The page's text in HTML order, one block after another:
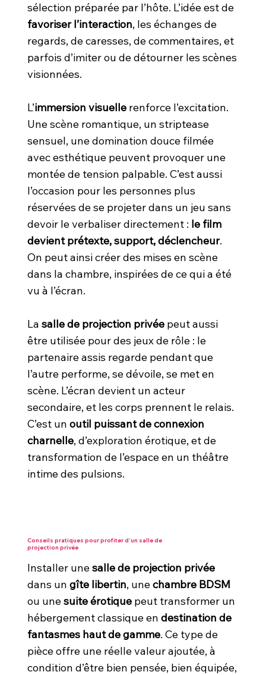
sélection préparée par l’hôte. L’idée est de
favoriser l’interaction, les échanges de
regards, de caresses, de commentaires, et
parfois d’imiter ou de détourner les scènes
visionnées.
L’immersion visuellerenforce l’excitation.
Une scène romantique, un striptease
sensuel, une domination douce filmée
avec esthétique peuvent provoquer une
montée de tension palpable. C’est aussi
l’occasion pour les personnes plus
réservées de se projeter dans un jeu sans
devoir le verbaliser directement : le film
devient prétexte, support, déclencheur.
On peut ainsi créer des mises en scène
dans la chambre, inspirées de ce qui a été
vu à l’écran.
La salle de projection privéepeut aussi
être utilisée pour des jeux de rôle : le
partenaire assis regarde pendant que
l’autre performe, se dévoile, se met en
scène. L’écran devient un acteur
secondaire, et les corps prennent le relais.
C’est un outil puissant de connexion
charnelle, d’exploration érotique, et de
transformation de l’espace en un théâtre
intime des pulsions.
Conseils pratiques pour profiter d’un salle de
projection privée
Installer unesalle de projection privée
dans un gîte libertin, unechambre BDSM
ou unesuite érotiquepeut transformer un
hébergement classique en destination de
fantasmes haut de gamme. Ce type de
pièce offre une réelle valeur ajoutée, à
condition d’être bien pensée, bien équipée,